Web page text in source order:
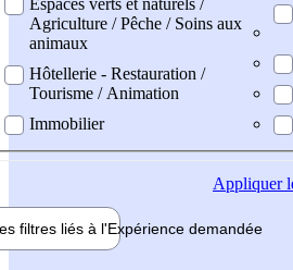
Agriculture / Pêche / Soins aux
animaux
Hôtellerie - Restauration /
Tourisme / Animation
Immobilier
Appliquer
filtres liés à l'Expérience demandée